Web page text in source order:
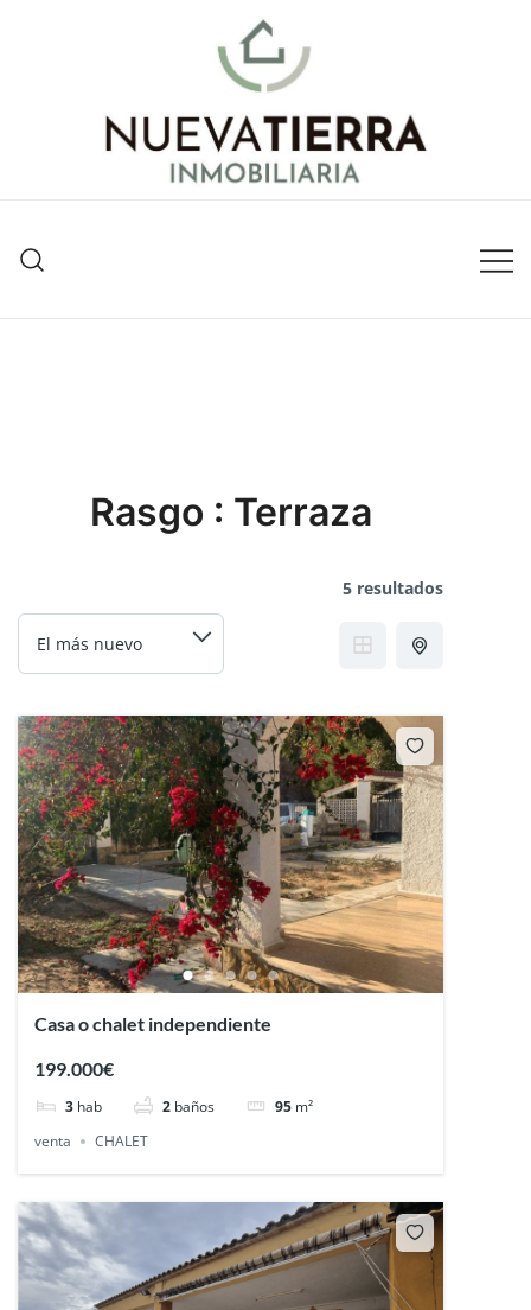
Rasgo : Terraza
5 resultados
Casa o chalet independiente
199.000€
3 hab 2 baños 95 m²
venta
CHALET